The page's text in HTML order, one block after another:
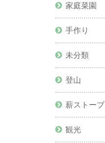
家庭菜園
手作り
未分類
登山
薪ストーブ
観光